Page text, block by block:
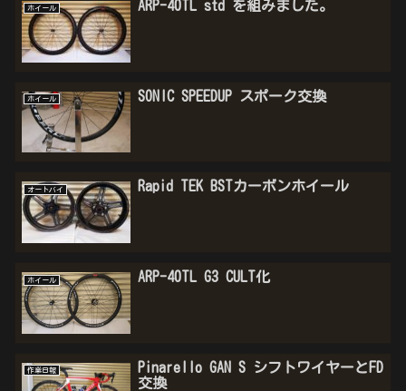
ホイール ARP-40TL std を組みました。
ホイール SONIC SPEEDUP スポーク交換
オートバイ Rapid TEK BSTカーボンホイール
ホイール ARP-40TL G3 CULT化
作業日報
Pinarello GAN S シフトワイヤーとFD
交換